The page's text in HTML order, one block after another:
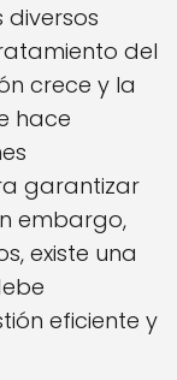
diversos
del
crece y la
hace
garantizar
embargo,
existe una
eficiente y